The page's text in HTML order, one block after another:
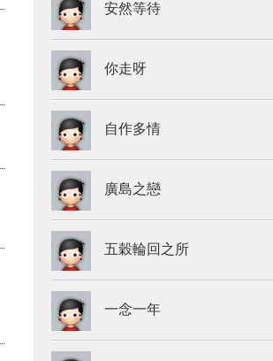
安然等待
你走呀
自作多情
廣島之戀
五穀輪回之所
一念一年